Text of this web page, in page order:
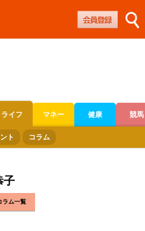
ライフ マネー 健康 競馬
ス
ト コラム
子
ラム一覧